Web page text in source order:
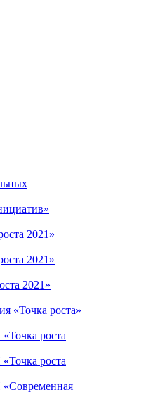
2021»
2021»
2021»
«Точка роста»
роста
роста